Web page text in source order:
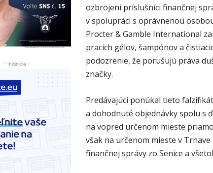
- Inzercia -
ozbrojení príslušníci finančnej
v spolupráci s oprávnenou
Procter & Gamble International
pracích gélov, šampónov a
podozrenie, že porušujú práva
značky.
Predávajúci ponúkal tieto
a dohodnuté objednávky spolu s
na vopred určenom mieste
však na určenom mieste v
finančnej správy zo Senice a